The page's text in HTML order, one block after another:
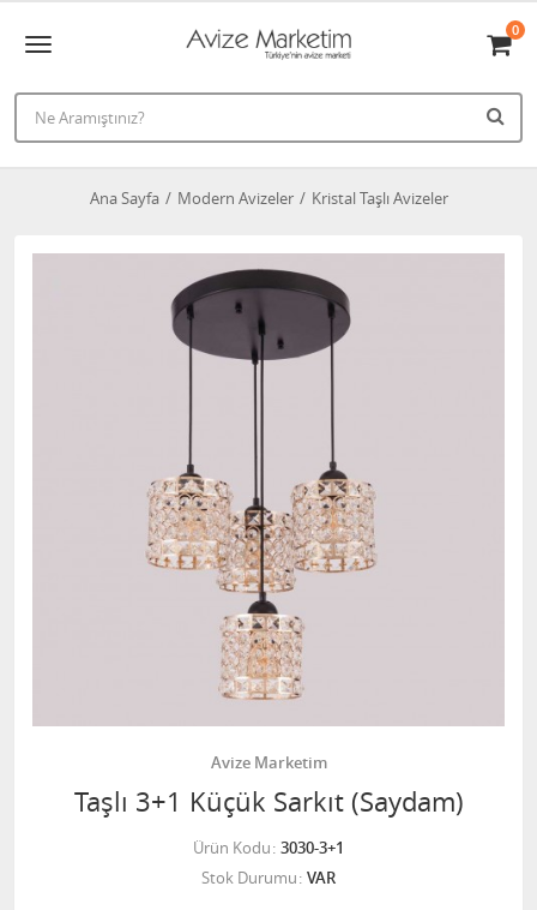
0
Ana Sayfa Modern Avizeler Kristal Taşlı Avizeler
Avize Marketim
Taşlı 3+1 Küçük Sarkıt (Saydam)
Ürün Kodu 3030-3+1
Stok Durumu VAR